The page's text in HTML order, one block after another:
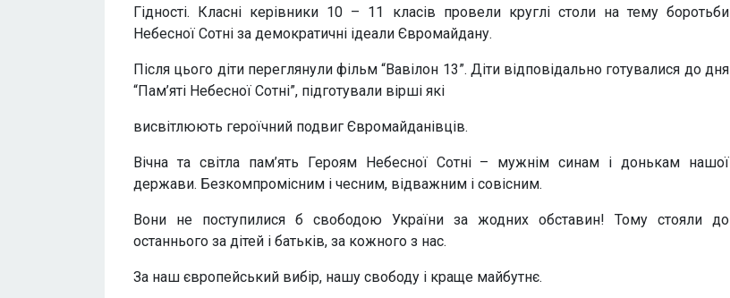
Гідності. Класні керівники 10 – 11 класів провели круглі столи на тему боротьби
Небесної Сотні за демократичні ідеали Євромайдану.
Після цього діти переглянули фільм “Вавілон 13”. Діти відповідально готувалися до дня
“Пам’яті Небесної Сотні”, підготували вірші які
висвітлюють героїчний подвиг Євромайданівців.
Вічна та світла пам’ять Героям Небесної Сотні – мужнім синам і донькам нашої
держави. Безкомпромісним і чесним, відважним і совісним.
Вони не поступилися б свободою України за жодних обставин! Тому стояли до
останнього за дітей і батьків, за кожного з нас.
За наш європейський вибір, нашу свободу і краще майбутнє.